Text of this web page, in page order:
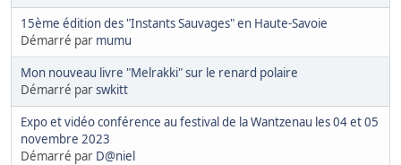
15ème édition des "Instants Sauvages" en Haute-Savoie
Démarré par mumu
Mon nouveau livre "Melrakki" sur le renard polaire
Démarré parswkitt
Expo et vidéo conférence au festival de la Wantzenau les 04 et 05
novembre 2023
Démarré par D@niel